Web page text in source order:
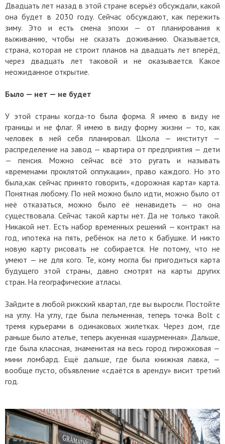
Двадцать лет назад в этой стране всерьёз обсуждали, какой
она будет в 2030 году. Сейчас обсуждают, как пережить
зиму. Это и есть смена эпохи — от планирования к
выживанию, чтобы не сказать доживанию. Оказывается,
страна, которая не строит планов на двадцать лет вперёд,
через двадцать лет таковой и не оказывается. Какое
неожиданное открытие.
Было — нет — не будет
У этой страны когда-то была форма. Я имею в виду не
границы и не флаг. Я имею в виду форму жизни — то, как
человек в ней себя планировал. Школа — институт —
распределение на завод — квартира от предприятия — дети
— пенсия. Можно сейчас всё это ругать и называть
«временами проклятой оппукации», право каждого. Но это
была,как сейчас принято говорить, «дорожная карта» карта.
Понятная любому. По ней можно было идти, можно было от
неё отказаться, можно было её ненавидеть — но она
существовала. Сейчас такой карты нет. Да не только такой.
Никакой нет. Есть набор временных решений — контракт на
год, ипотека на пять, ребёнок на лето к бабушке. И никто
новую карту рисовать не собирается. Не потому, что не
умеют — не для кого. Те, кому могла бы пригодиться карта
будущего этой страны, давно смотрят на карты других
стран. На географические атласы.
Зайдите в любой рижский квартал, где вы выросли. Постойте
на углу. На углу, где была пельменная, теперь точка Bolt с
тремя курьерами в одинаковых жилетках. Через дом, где
раньше было ателье, теперь акуенная «шаурменная». Дальше,
где была классная, знаменитая на весь город пирожковая —
мини ломбард. Ещё дальше, где была книжная лавка, —
вообще пусто, объявление «сдаётся в аренду» висит третий
год.